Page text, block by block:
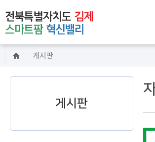
게시판
게시판